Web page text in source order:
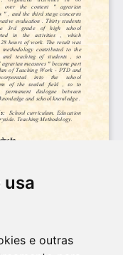
usa
e outras